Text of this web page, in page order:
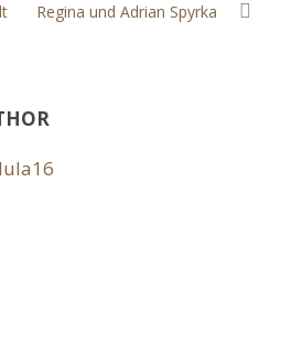
Regina und Adrian Spyrka